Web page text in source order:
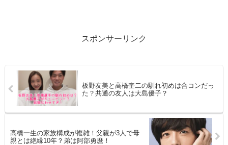
スポンサーリンク
板野友美と高橋奎二の馴れ初めは合コンだっ
た？共通の友人は大島優子？
高橋一生の家族構成が複雑！父親が3人で母
親とは絶縁10年？弟は阿部勇麿！